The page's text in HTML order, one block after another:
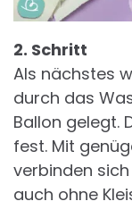
2. Schritt
Als nächstes
durch das
Ballon gelegt.
fest. Mit
verbinden
auch ohne